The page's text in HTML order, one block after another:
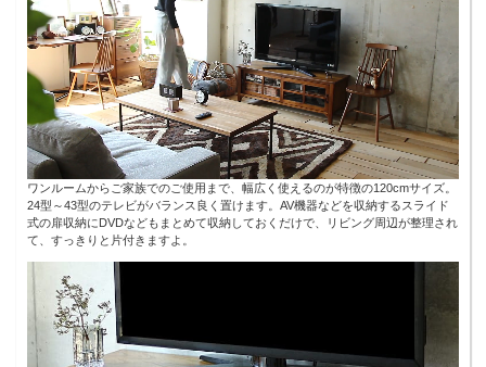
ワンルームからご家族でのご使用まで、幅広く使えるのが特徴の120cmサイズ。
24型～43型のテレビがバランス良く置けます。AV機器などを収納するスライド
式の扉収納にDVDなどもまとめて収納しておくだけで、リビング周辺が整理され
て、すっきりと片付きますよ。